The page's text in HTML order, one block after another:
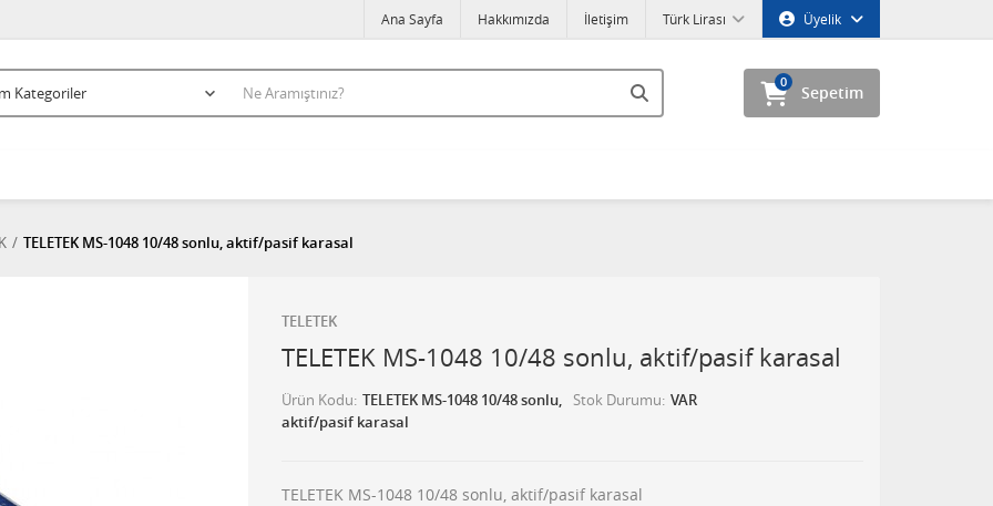
Üyelik
Türk Lirası
Ana Sayfa Hakkımızda İletişim
Sepetim
0
TELETEK MS-1048 10/48 sonlu, aktif/pasif karasal
TELETEK
TELETEK MS-1048 10/48 sonlu, aktif/pasif karasal
Ürün Kodu TELETEK MS-1048 10/48 sonlu,
aktif/pasif karasal
Stok Durumu VAR
TELETEK MS-1048 10/48 sonlu, aktif/pasif karasal